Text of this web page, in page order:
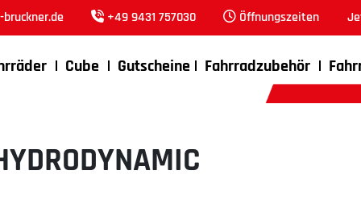
+49 9431 757030 Öffnungszeiten
Cube Gutscheine Fahrradzubehör